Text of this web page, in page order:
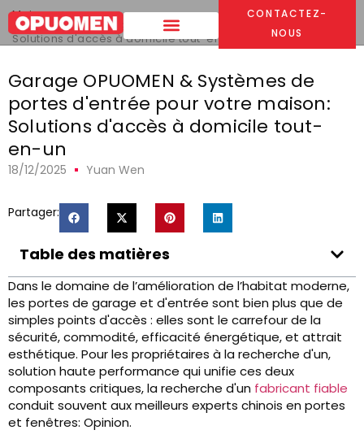
CONTACTEZ-
NOUS
Maison >
OPUOMEN Garage & Entry Door Systems for Your Home
Solutions d'accès à domicile tout-en-un
Garage OPUOMEN & Systèmes de
portes d'entrée pour votre maison:
Solutions d'accès à domicile tout-
en-un
18/12/2025 Yuan Wen
Partager:
Table des matières
Dans le domaine de l’amélioration de l’habitat moderne,
les portes de garage et d'entrée sont bien plus que de
simples points d'accès : elles sont le carrefour de la
sécurité, commodité, efficacité énergétique, et attrait
esthétique. Pour les propriétaires à la recherche d'un,
solution haute performance qui unifie ces deux
composants critiques, la recherche d'un fabricant fiable
conduit souvent aux meilleurs experts chinois en portes
et fenêtres: Opinion.